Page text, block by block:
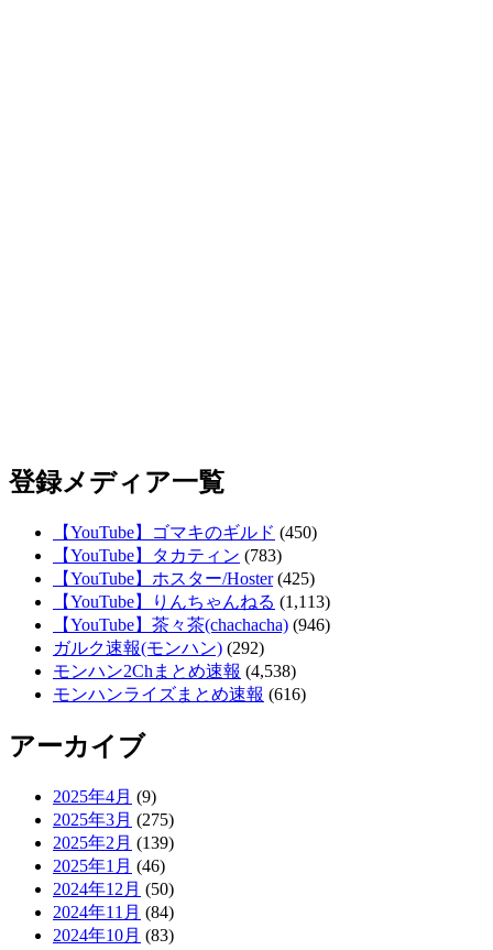
登録メディア一覧
【YouTube】ゴマキのギルド (450)
【YouTube】タカティン (783)
【YouTube】ホスター/Hoster(425)
【YouTube】りんちゃんねる (1,113)
【YouTube】茶々茶(chachacha) (946)
ガルク速報(モンハン) (292)
モンハン2Chまとめ速報 (4,538)
モンハンライズまとめ速報 (616)
アーカイブ
2025年4月 (9)
2025年3月 (275)
2025年2月 (139)
2025年1月 (46)
2024年12月 (50)
2024年11月 (84)
2024年10月 (83)